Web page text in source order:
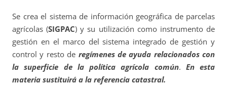
Se crea el sistema de información geográfica de parcelas
agrícolas (SIGPAC) y su utilización como instrumento de
gestión en el marco del sistema integrado de gestión y
control y resto de regímenes de ayuda relacionados con
la superficie de la política agrícola común. En esta
materia sustituirá a la referencia catastral.